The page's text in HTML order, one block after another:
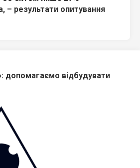
– результати опитування
допомагаємо відбудувати